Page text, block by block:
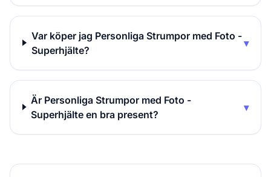
Var köper jag Personliga Strumpor med Foto -
Superhjälte?
▾
Är Personliga Strumpor med Foto -
Superhjälte en bra present?
▾